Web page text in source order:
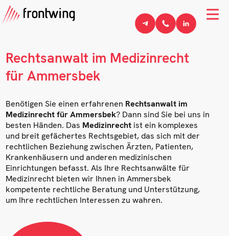
Rechtsanwalt im Medizinrecht
für Ammersbek
Benötigen Sie einen erfahrenen Rechtsanwalt im
Medizinrecht für Ammersbek? Dann sind Sie bei uns in
besten Händen. Das Medizinrecht ist ein komplexes
und breit gefächertes Rechtsgebiet, das sich mit der
rechtlichen Beziehung zwischen Ärzten, Patienten,
Krankenhäusern und anderen medizinischen
Einrichtungen befasst. Als Ihre Rechtsanwälte für
Medizinrecht bieten wir Ihnen in Ammersbek
kompetente rechtliche Beratung und Unterstützung,
um Ihre rechtlichen Interessen zu wahren.